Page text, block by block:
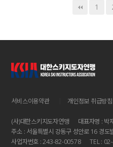
1
서비스이용약관 개인정보 취급방침
(사)대한스키지도자연맹
대표자명 : 박
주소 : 서울특별시 강동구 성안로 16 경도
사업자번호 : 243-82-00578
TEL :